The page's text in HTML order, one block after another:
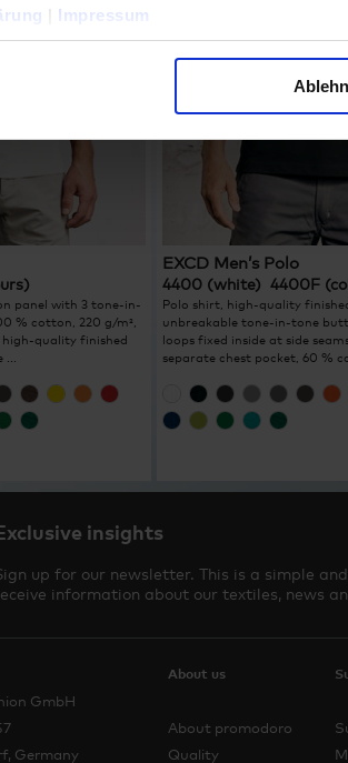
Impressum
panel with 3 tone-in-
% cotton, 220 g/m²,
high-quality finished
...
EXCD Men’s Polo
4400 (white) 4400F
Polo shirt, high-quality
unbreakable tone-in-tone
loops fixed inside at side
separate chest pocket, 60 %
insights
up for our newsletter. This is a simple
information about our textiles, news
GmbH
Germany
About us
About promodoro
Quality